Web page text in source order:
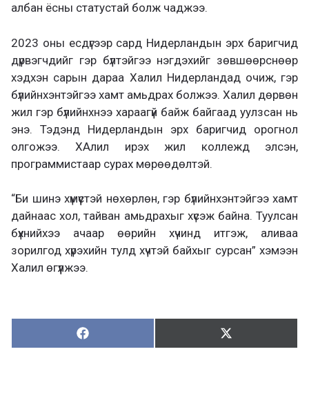
албан ёсны статустай болж чаджээ.
2023 оны есдүгээр сард Нидерландын эрх баригчид
дүрвэгчдийг гэр бүлтэйгээ нэгдэхийг зөвшөөрснөөр
хэдхэн сарын дараа Халил Нидерландад очиж, гэр
бүлийнхэнтэйгээ хамт амьдрах болжээ. Халил дөрвөн
жил гэр бүлийнхнээ хараагүй байж байгаад уулзсан нь
энэ. Тэдэнд Нидерландын эрх баригчид орогнол
олгожээ. ХАлил ирэх жил коллежд элсэн,
программистаар сурах мөрөөдөлтэй.
“Би шинэ хүмүүстэй нөхөрлөн, гэр бүлийнхэнтэйгээ хамт
дайнаас хол, тайван амьдрахыг хүсэж байна. Туулсан
бүхнийхээ ачаар өөрийн хүчинд итгэж, аливаа
зорилгод хүрэхийн тулд хүчтэй байхыг сурсан” хэмээн
Халил өгүүлжээ.
Хуваалцах:
Х
у
Түгээх:
Т